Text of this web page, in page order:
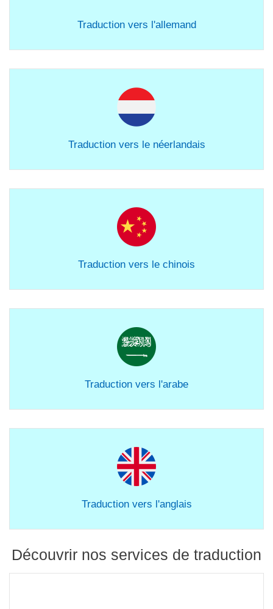
Traduction vers l'allemand
Traduction vers le néerlandais
Traduction vers le chinois
Traduction vers l'arabe
Traduction vers l'anglais
Découvrir nos services de traduction